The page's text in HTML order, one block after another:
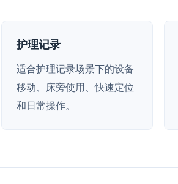
护理记录
适合护理记录场景下的设备
移动、床旁使用、快速定位
和日常操作。